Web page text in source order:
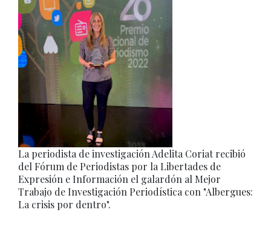
La periodista de investigación Adelita Coriat recibió
del Fórum de Periodistas por la Libertades de
Expresión e Información el galardón al Mejor
Trabajo de Investigación Periodística con "Albergues:
La crisis por dentro".